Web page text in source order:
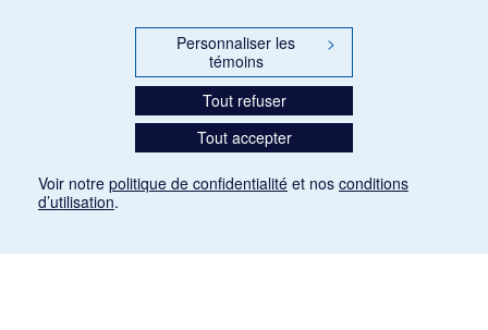
Personnaliser les
témoins
>
Tout refuser
Tout accepter
Voir notre politique de confidentialité et nos conditions
d’utilisation.